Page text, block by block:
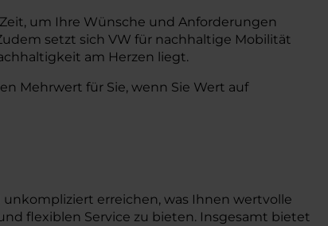
um Ihre Wünsche und Anforderungen
setzt sich VW für nachhaltige Mobilität
am Herzen liegt.
Mehrwert für Sie, wenn Sie Wert auf
erreichen, was Ihnen wertvolle
flexiblen Service zu bieten. Insgesamt bietet